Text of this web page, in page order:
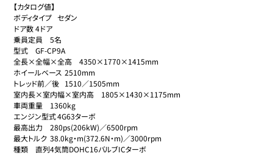
【カタログ値】
ボディタイプ	セダン
ドア数	4ドア
乗員定員	5名
型式	GF-CP9A
全長×全幅×全高	4350×1770×1415mm
ホイールベース	2510mm
トレッド前／後	1510／1505mm
室内長×室内幅×室内高	1805×1430×1175mm
車両重量	1360kg
エンジン型式	4G63ターボ
最高出力	280ps(206kW)／6500rpm
最大トルク	38.0kg・m(372.6N・m)／3000rpm
種類	直列4気筒DOHC16バルブICターボ